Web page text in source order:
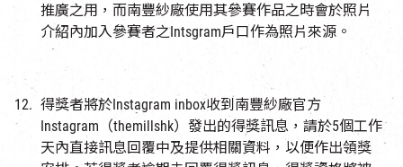
推廣之用，而南豐紗廠使用其參賽作品之時會於照片
介紹內加入參賽者之Intsgram戶口作為照片來源。
得獎者將於Instagram inbox收到南豐紗廠官方
Instagram（themillshk）發出的得獎訊息，請於5個工作
天內直接訊息回覆中及提供相關資料，以便作出領獎